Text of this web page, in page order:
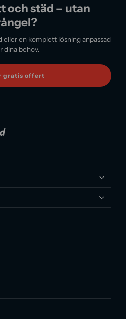
och städ – utan
en komplett lösning anpassad
dina behov.
gratis offert